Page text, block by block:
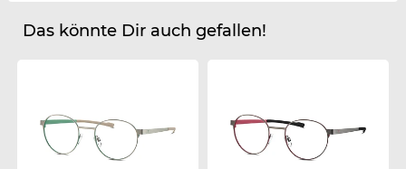
Das könnte Dir auch gefallen!